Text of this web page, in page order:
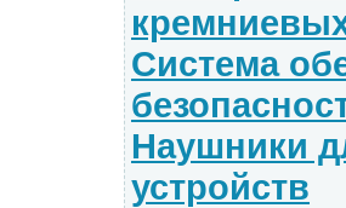
Система
Наушники
устройств